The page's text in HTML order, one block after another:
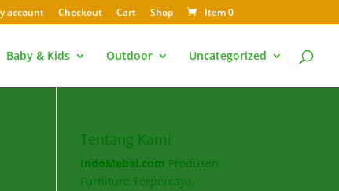
account Checkout Cart Shop Item 0
Baby & Kids Outdoor Uncategorized
Tentang Kami
IndoMebel.com Produsen
Furniture Terpercaya,